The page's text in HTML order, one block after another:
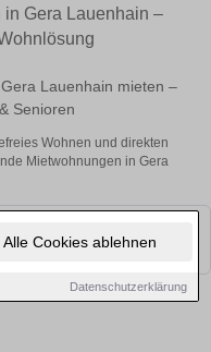
Alle Cookies ablehnen
Datenschutzerklärung
Gera Lauenhain –
Lauenhain mieten –
Senioren
Wohnen und direkten
Mietwohnungen in Gera
Objekte finden. Schauen Sie